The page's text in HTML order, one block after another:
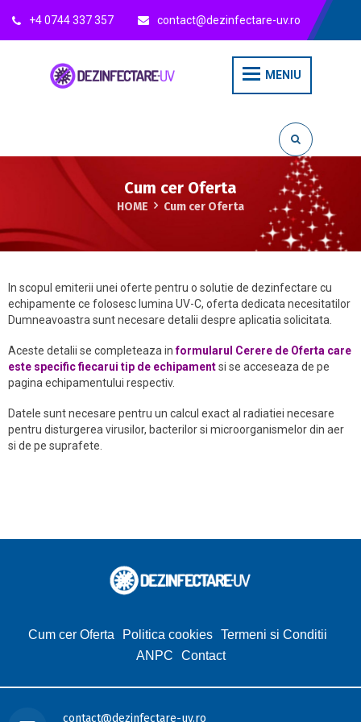
+4 0744 337 357 contact@dezinfectare-uv.ro
MENIU
Cum cer Oferta
HOME Cum cer Oferta
In scopul emiterii unei oferte pentru o solutie de dezinfectare cu
echipamente ce folosesc lumina UV-C, oferta dedicata necesitatilor
Dumneavoastra sunt necesare detalii despre aplicatia solicitata.
Aceste detalii se completeaza informularul Cerere de Oferta care
este specific fiecarui tip de echipamentsi se acceseaza de pe
pagina echipamentului respectiv.
Datele sunt necesare pentru un calcul exact al radiatiei necesare
pentru disturgerea virusilor, bacterilor si microorganismelor din aer
si de pe suprafete.
Cum cer Oferta Politica cookies Termeni si Conditii
ANPC
Contact
contact@dezinfectare-uv.ro